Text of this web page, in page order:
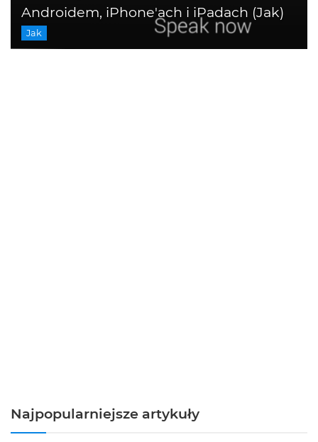
Androidem, iPhone'ach i iPadach (Jak)
Jak
Najpopularniejsze artykuły